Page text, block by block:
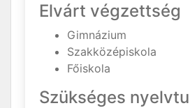
Elvárt végzettség
Gimnázium
Szakközépiskola
Főiskola
Szükséges